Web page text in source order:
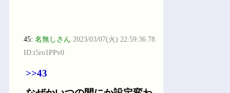
45:名無しさん 2023/03/07(火) 22:59:36.78
ID:t5ro1PPv0
>>43